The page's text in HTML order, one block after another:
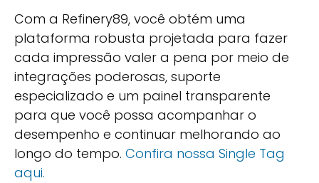
Com a Refinery89, você obtém uma
plataforma robusta projetada para fazer
cada impressão valer a pena por meio de
integrações poderosas, suporte
especializado e um painel transparente
para que você possa acompanhar o
desempenho e continuar melhorando ao
longo do tempo. Confira nossa Single Tag
aqui.